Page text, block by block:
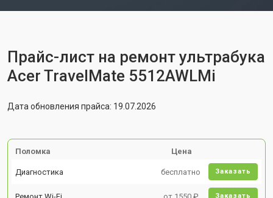
Прайс-лист на ремонт ультрабука
Acer TravelMate 5512AWLMi
Дата обновления прайса: 19.07.2026
Поломка Цена
Диагностика бесплатно Заказать
Ремонт Wi-Fi от 1550 ₽ Заказать